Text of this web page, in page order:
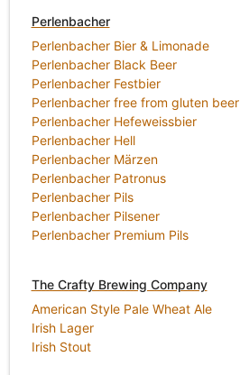
Perlenbacher
Perlenbacher Bier & Limonade
Perlenbacher Black Beer
Perlenbacher Festbier
Perlenbacher free from gluten beer
Perlenbacher Hefeweissbier
Perlenbacher Hell
Perlenbacher Märzen
Perlenbacher Patronus
Perlenbacher Pils
Perlenbacher Pilsener
Perlenbacher Premium Pils
The Crafty Brewing Company
American Style Pale Wheat Ale
Irish Lager
Irish Stout